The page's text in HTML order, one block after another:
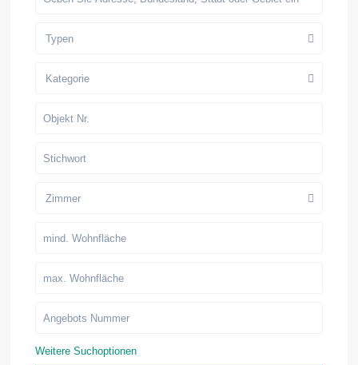
Typen
Kategorie
Zimmer
Weitere Suchoptionen